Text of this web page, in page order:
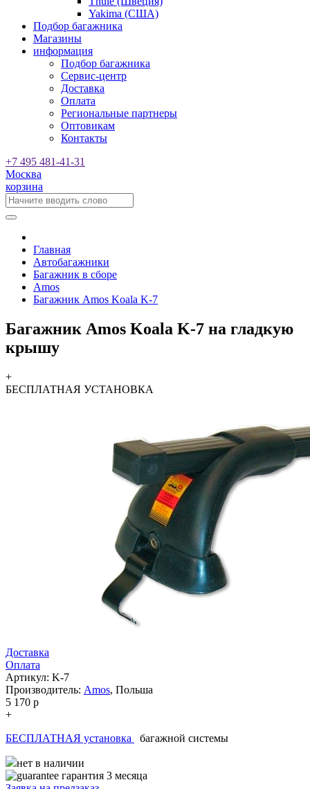
Yakima (США)
Подбор багажника
Магазины
информация
Подбор багажника
Сервис-центр
Доставка
Оплата
Региональные партнеры
Оптовикам
Контакты
+7 495 481-41-31
Москва
корзина
Главная
Автобагажники
Багажник в сборе
Amos
Багажник Amos Koala K-7
Багажник Amos Koala K-7 на гладкую
крышу
+
БЕСПЛАТНАЯ УСТАНОВКА
Доставка
Оплата
Артикул: K-7
Производитель: Amos, Польша
5 170 p
+
БЕСПЛАТНАЯ установка
багажной системы
нет в наличии
гарантия 3 месяца